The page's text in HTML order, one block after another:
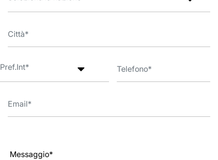
Messaggio*